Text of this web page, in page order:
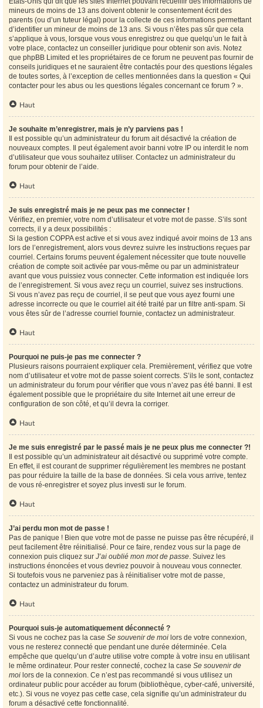
mineurs de moins de 13 ans doivent obtenir le consentement écrit des
parents (ou d’un tuteur légal) pour la collecte de ces informations permettant
d’identifier un mineur de moins de 13 ans. Si vous n’êtes pas sûr que cela
s’applique à vous, lorsque vous vous enregistrez ou que quelqu’un le fait à
votre place, contactez un conseiller juridique pour obtenir son avis. Notez
que phpBB Limited et les propriétaires de ce forum ne peuvent pas fournir de
conseils juridiques et ne sauraient être contactés pour des questions légales
de toutes sortes, à l’exception de celles mentionnées dans la question « Qui
contacter pour les abus ou les questions légales concernant ce forum ? ».
Haut
Je souhaite m’enregistrer, mais je n’y parviens pas !
Il est possible qu’un administrateur du forum ait désactivé la création de
nouveaux comptes. Il peut également avoir banni votre IP ou interdit le nom
d’utilisateur que vous souhaitez utiliser. Contactez un administrateur du
forum pour obtenir de l’aide.
Haut
Je suis enregistré mais je ne peux pas me connecter !
Vérifiez, en premier, votre nom d’utilisateur et votre mot de passe. S’ils sont
corrects, il y a deux possibilités :
Si la gestion COPPA est active et si vous avez indiqué avoir moins de 13 ans
lors de l’enregistrement, alors vous devrez suivre les instructions reçues par
courriel. Certains forums peuvent également nécessiter que toute nouvelle
création de compte soit activée par vous-même ou par un administrateur
avant que vous puissiez vous connecter. Cette information est indiquée lors
de l’enregistrement. Si vous avez reçu un courriel, suivez ses instructions.
Si vous n’avez pas reçu de courriel, il se peut que vous ayez fourni une
adresse incorrecte ou que le courriel ait été traité par un filtre anti-spam. Si
vous êtes sûr de l’adresse courriel fournie, contactez un administrateur.
Haut
Pourquoi ne puis-je pas me connecter ?
Plusieurs raisons pourraient expliquer cela. Premièrement, vérifiez que votre
nom d’utilisateur et votre mot de passe soient corrects. S’ils le sont, contactez
un administrateur du forum pour vérifier que vous n’avez pas été banni. Il est
également possible que le propriétaire du site Internet ait une erreur de
configuration de son côté, et qu’il devra la corriger.
Haut
Je me suis enregistré par le passé mais je ne peux plus me connecter ?!
Il est possible qu’un administrateur ait désactivé ou supprimé votre compte.
En effet, il est courant de supprimer régulièrement les membres ne postant
pas pour réduire la taille de la base de données. Si cela vous arrive, tentez
de vous ré-enregistrer et soyez plus investi sur le forum.
Haut
J’ai perdu mon mot de passe !
Pas de panique ! Bien que votre mot de passe ne puisse pas être récupéré, il
peut facilement être réinitialisé. Pour ce faire, rendez vous sur la page de
connexion puis cliquez sur J’ai oublié mon mot de passe. Suivez les
instructions énoncées et vous devriez pouvoir à nouveau vous connecter.
Si toutefois vous ne parveniez pas à réinitialiser votre mot de passe,
contactez un administrateur du forum.
Haut
Pourquoi suis-je automatiquement déconnecté ?
Si vous ne cochez pas la case Se souvenir de moi lors de votre connexion,
vous ne resterez connecté que pendant une durée déterminée. Cela
empêche que quelqu’un d’autre utilise votre compte à votre insu en utilisant
le même ordinateur. Pour rester connecté, cochez la case Se souvenir de
moi lors de la connexion. Ce n’est pas recommandé si vous utilisez un
ordinateur public pour accéder au forum (bibliothèque, cyber-café, université,
etc.). Si vous ne voyez pas cette case, cela signifie qu’un administrateur du
forum a désactivé cette fonctionnalité.